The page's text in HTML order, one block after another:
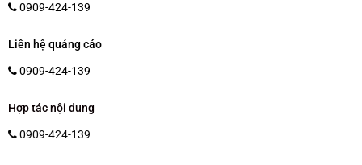
0909-424-139
Liên hệ quảng cáo
0909-424-139
Hợp tác nội dung
0909-424-139